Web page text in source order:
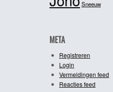
Sneeuw
META
Registreren
Login
Vermeldingen feed
Reacties feed